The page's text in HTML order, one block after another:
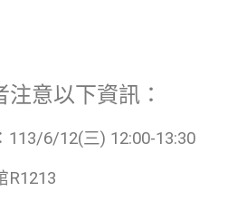
注意以下資訊：
113/6/12(三) 12:00-13:30
R1213